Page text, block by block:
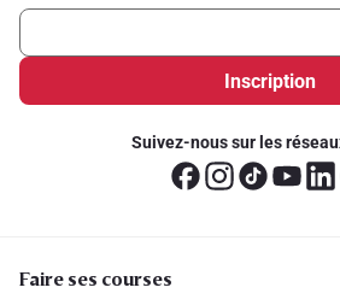
Inscription
Suivez-nous sur les
Faire ses courses